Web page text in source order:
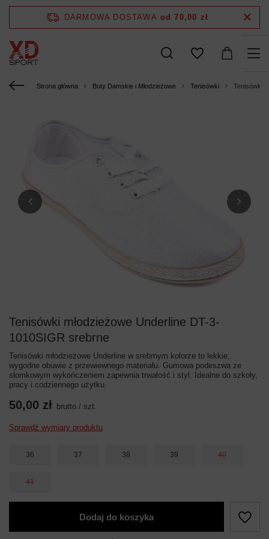
DARMOWA DOSTAWA od 70,00 zł
Strona główna Buty Damskie i Młodzieżowe Tenisówki Tenisówki
Tenisówki młodzieżowe Underline DT-3-
1010SIGR srebrne
Tenisówki młodzieżowe Underline w srebrnym kolorze to lekkie,
wygodne obuwie z przewiewnego materiału. Gumowa podeszwa ze
słomkowym wykończeniem zapewnia trwałość i styl. Idealne do szkoły,
pracy i codziennego użytku.
50,00 zł brutto / szt.
Sprawdź wymiary produktu
36 37 38 39 40
41
Dodaj do koszyka